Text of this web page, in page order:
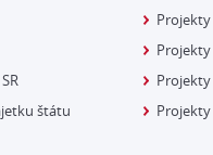
štátu
Projekty
Projekty
Projekty
Projekty